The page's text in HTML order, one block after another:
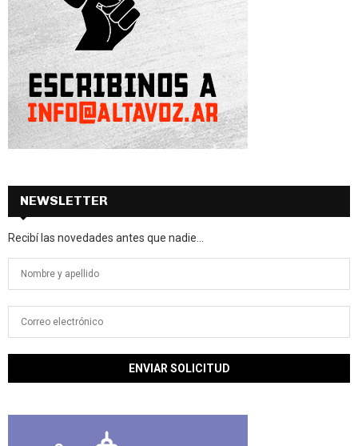
NEWSLETTER
Recibí las novedades antes que nadie...